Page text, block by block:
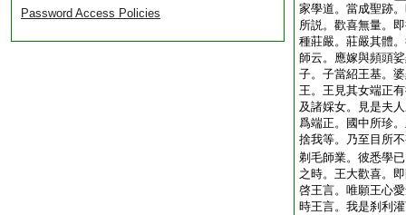
Password Access Policies
家學道。當成聖跡
所説。歡喜無量。
種莊嚴。莊嚴其體
師云。應嫁與頻頭
子。子當紹王基。
王。王見其女端正
及諸婇女。見是夫
爲端正。國中所珍
捨我等。乃至目所
剃毛師業。彼悉學
之時。王大歡喜。
啓王言。唯願王心
時王言。我是刹利